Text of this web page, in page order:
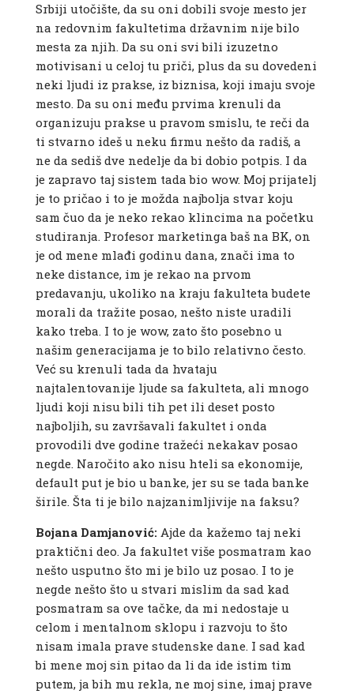
Srbiji utočište, da su oni dobili svoje mesto jer
na redovnim fakultetima državnim nije bilo
mesta za njih. Da su oni svi bili izuzetno
motivisani u celoj tu priči, plus da su dovedeni
neki ljudi iz prakse, iz biznisa, koji imaju svoje
mesto. Da su oni među prvima krenuli da
organizuju prakse u pravom smislu, te reči da
ti stvarno ideš u neku firmu nešto da radiš, a
ne da sediš dve nedelje da bi dobio potpis. I da
je zapravo taj sistem tada bio wow. Moj prijatelj
je to pričao i to je možda najbolja stvar koju
sam čuo da je neko rekao klincima na početku
studiranja. Profesor marketinga baš na BK, on
je od mene mlađi godinu dana, znači ima to
neke distance, im je rekao na prvom
predavanju, ukoliko na kraju fakulteta budete
morali da tražite posao, nešto niste uradili
kako treba. I to je wow, zato što posebno u
našim generacijama je to bilo relativno često.
Već su krenuli tada da hvataju
najtalentovanije ljude sa fakulteta, ali mnogo
ljudi koji nisu bili tih pet ili deset posto
najboljih, su završavali fakultet i onda
provodili dve godine tražeći nekakav posao
negde. Naročito ako nisu hteli sa ekonomije,
default put je bio u banke, jer su se tada banke
širile. Šta ti je bilo najzanimljivije na faksu?
Bojana Damjanović: Ajde da kažemo taj neki
praktični deo. Ja fakultet više posmatram kao
nešto usputno što mi je bilo uz posao. I to je
negde nešto što u stvari mislim da sad kad
posmatram sa ove tačke, da mi nedostaje u
celom i mentalnom sklopu i razvoju to što
nisam imala prave studenske dane. I sad kad
bi mene moj sin pitao da li da ide istim tim
putem, ja bih mu rekla, ne moj sine, imaj prave